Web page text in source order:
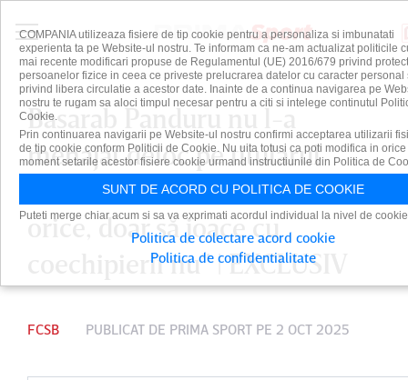
Basarab Panduru nu l-a
menajat deloc pe titularul
FCSB-ului: „L-am văzut să facă
orice, doar să joace cu
coechipierii nu” | EXCLUSIV
FCSB PUBLICAT DE PRIMA SPORT PE 2 OCT 2025
COMPANIA utilizeaza fisiere de tip cookie pentru a personaliza si imbunatati
experienta ta pe Website-ul nostru. Te informam ca ne-am actualizat politicile
mai recente modificari propuse de Regulamentul (UE) 2016/679 privind
persoanelor fizice in ceea ce priveste prelucrarea datelor cu caracter personal
privind libera circulatie a acestor date. Inainte de a continua navigarea pe
nostru te rugam sa aloci timpul necesar pentru a citi si intelege continutul
Cookie.
Prin continuarea navigarii pe Website-ul nostru confirmi acceptarea utilizarii
de tip cookie conform Politicii de Cookie. Nu uita totusi ca poti modifica in orice
moment setarile acestor fisiere cookie urmand instructiunile din Politica de
SUNT DE ACORD CU POLITICA DE COOKIE
Puteti merge chiar acum si sa va exprimati acordul individual la nivel de
Politica de colectare acord cookie
Politica de confidentialitate